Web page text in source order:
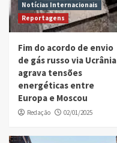
Notícias Internacionais
Reportagens
Fim do acordo de envio
de gás russo via Ucrânia
agrava tensões
energéticas entre
Europa e Moscou
Redação 02/01/2025